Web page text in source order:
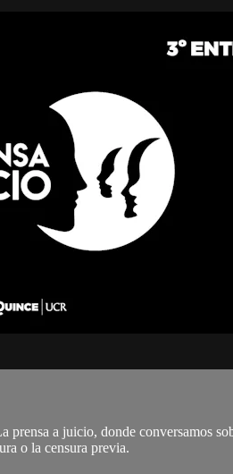
prensa a juicio, donde conversamos
o la censura previa.